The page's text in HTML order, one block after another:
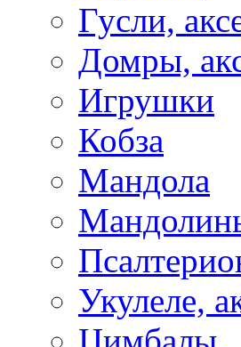
Гусли,
Домры,
Игрушки
Кобза
Мандола
Укулеле,